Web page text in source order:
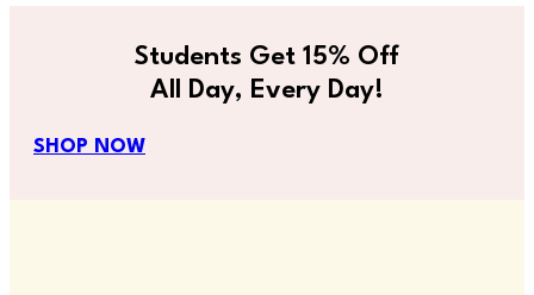
Students Get 15% Off
All Day, Every Day!
SHOP NOW